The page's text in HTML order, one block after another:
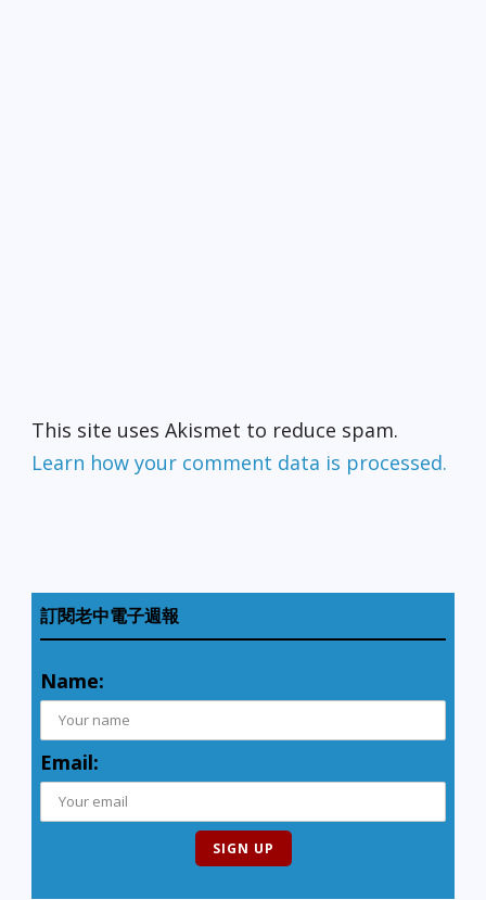
This site uses Akismet to reduce spam.
Learn how your comment data is processed.
訂閱老中電子週報
Name:
Email: